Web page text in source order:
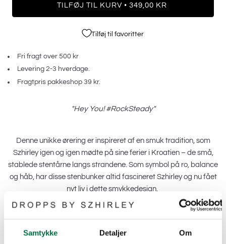
Samtykke Detaljer Om
TILFØJ TIL KURV • 349,00 KR
Tilføj til favoritter
Fri fragt over 500 kr
Levering 2-3 hverdage.
Fragtpris pakkeshop 39 kr.
"Hey You!#RockSteady"
Denne unikke ørering er inspireret af en smuk tradition, som
Szhirley igen og igen mødte på sine ferier i Kroatien – de små,
stablede stentårne langs strandene. Som symbol på ro, balance
og håb, har disse stenbunker altid fascineret Szhirley og nu fået
nyt liv i dette smykkedesign.
Hver perle er nøje udvalgt og håndsamlet, så øreringen ligner et
lille tårn af naturperler – en dråbe af Kroatiens strandmagi.